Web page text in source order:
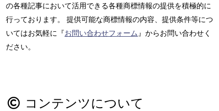
の各種記事において活用できる各種商標情報の提供を積極的に
行っております。 提供可能な商標情報の内容、提供条件等につ
いてはお気軽に『お問い合わせフォーム 』からお問い合わせく
ださい。
コンテンツについて